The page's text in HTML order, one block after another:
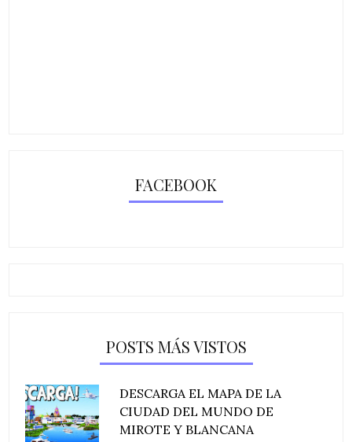
FACEBOOK
POSTS MÁS VISTOS
DESCARGA EL MAPA DE LA
CIUDAD DEL MUNDO DE
MIROTE Y BLANCANA